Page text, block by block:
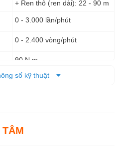
+ Ren thô (ren dài): 22 - 90 m
0 - 3.000 lần/phút
0 - 2.400 vòng/phút
90 N.m
Pin
số kỹ thuật
TÂM